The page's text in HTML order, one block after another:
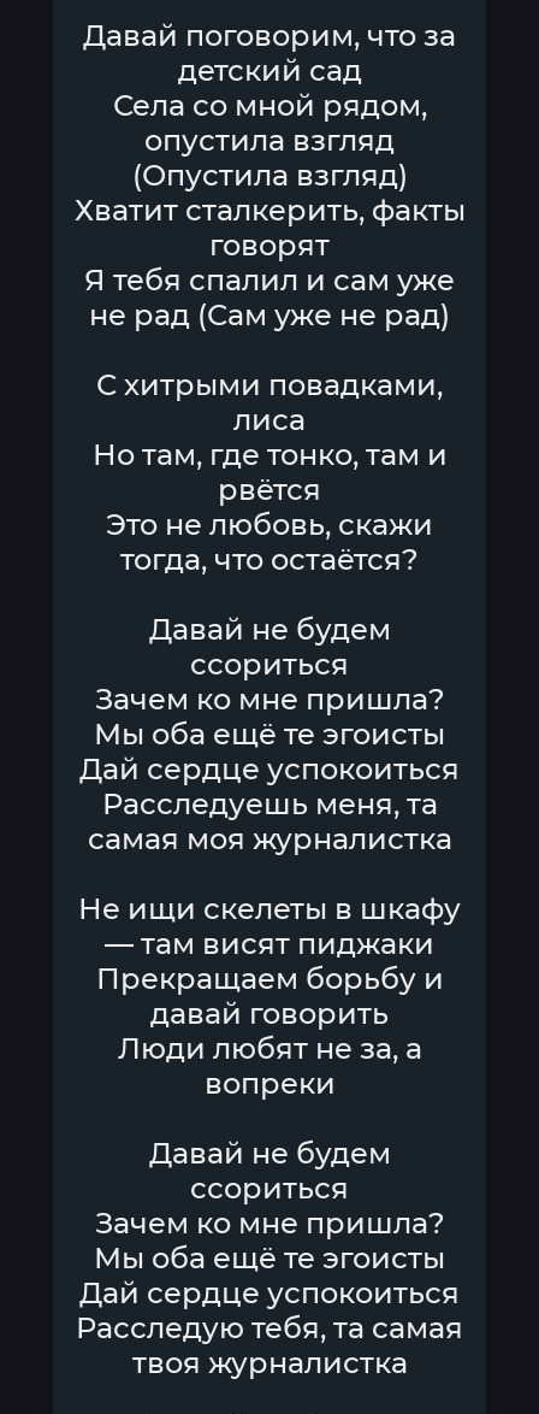
Давай поговорим, что за
детский сад
Села со мной рядом,
опустила взгляд
(Опустила взгляд)
Хватит сталкерить, факты
говорят
Я тебя спалил и сам уже
не рад (Сам уже не рад)
С хитрыми повадками,
лиса
Но там, где тонко, там и
рвётся
Это не любовь, скажи
тогда, что остаётся?
Давай не будем
ссориться
Зачем ко мне пришла?
Мы оба ещё те эгоисты
Дай сердце успокоиться
Расследуешь меня, та
самая моя журналистка
Не ищи скелеты в шкафу
— там висят пиджаки
Прекращаем борьбу и
давай говорить
Люди любят не за, а
вопреки
Давай не будем
ссориться
Зачем ко мне пришла?
Мы оба ещё те эгоисты
Дай сердце успокоиться
Расследую тебя, та самая
твоя журналистка